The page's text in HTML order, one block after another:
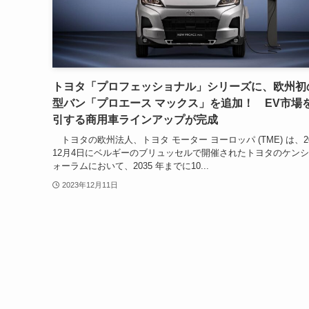
トヨタ「プロフェッショナル」シリーズに、欧州初
型バン「プロエース マックス」を追加！ EV市場
引する商用車ラインアップが完成
トヨタの欧州法人、トヨタ モーター ヨーロッパ (TME) は、
12月4日にベルギーのブリュッセルで開催されたトヨタのケン
ォーラムにおいて、2035 年までに10...
2023年12月11日